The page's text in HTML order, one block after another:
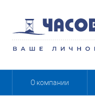
О компании